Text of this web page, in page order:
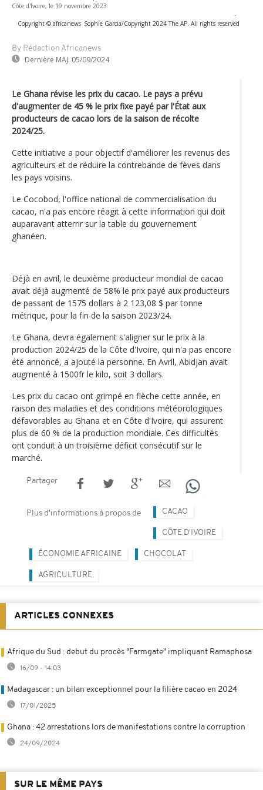
Côte d'Ivoire, le 19 novembre 2023.
-
Copyright © africanews Sophie Garcia/Copyright 2024 The AP. All rights reserved
By Rédaction Africanews
Dernière MAJ: 05/09/2024
Le Ghana révise les prix du cacao. Le pays a prévu
d'augmenter de 45 % le prix fixe payé par l'État aux
producteurs de cacao lors de la saison de récolte
2024/25.
Cette initiative a pour objectif d'améliorer les revenus des
agriculteurs et de réduire la contrebande de fèves dans
les pays voisins.
Le Cocobod, l'office national de commercialisation du
cacao, n'a pas encore réagit à cette information qui doit
auparavant atterrir sur la table du gouvernement
ghanéen.
Déjà en avril, le deuxième producteur mondial de cacao
avait déjà augmenté de 58% le prix payé aux producteurs
de passant de 1575 dollars à 2 123,08 $ par tonne
métrique, pour la fin de la saison 2023/24.
Le Ghana, devra également s'aligner sur le prix à la
production 2024/25 de la Côte d'Ivoire, qui n'a pas encore
été annoncé, a ajouté la personne. En Avril, Abidjan avait
augmenté à 1500fr le kilo, soit 3 dollars.
Les prix du cacao ont grimpé en flèche cette année, en
raison des maladies et des conditions météorologiques
défavorables au Ghana et en Côte d'Ivoire, qui assurent
plus de 60 % de la production mondiale. Ces difficultés
ont conduit à un troisième déficit consécutif sur le
marché.
Partager
Plus d'informations à propos de CACAO
CÔTE D'IVOIRE
ÉCONOMIE AFRICAINE CHOCOLAT
AGRICULTURE
ARTICLES CONNEXES
Afrique du Sud : debut du procès "Farmgate" impliquant Ramaphosa
16/09 - 14:03
Madagascar : un bilan exceptionnel pour la filière cacao en 2024
17/01/2025
Ghana : 42 arrestations lors de manifestations contre la corruption
24/09/2024
SUR LE MÊME PAYS